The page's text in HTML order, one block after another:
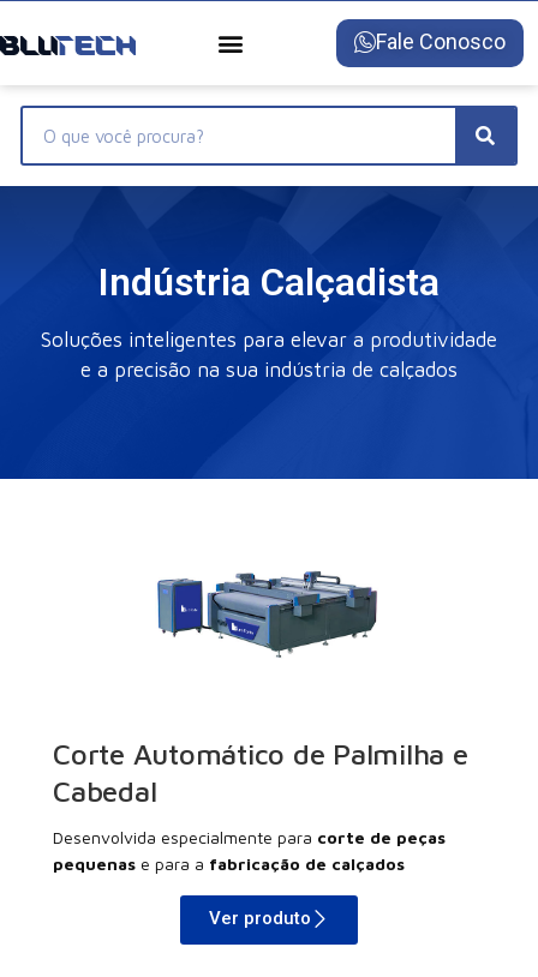
Fale Conosco
Indústria Calçadista
Soluções inteligentes para elevar a produtividade
e a precisão na sua indústria de calçados
Corte Automático de Palmilha e
Cabedal
Desenvolvida especialmente para corte de peças
pequenas e para a fabricação de calçados
Ver produto